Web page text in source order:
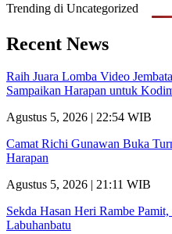
Trending di Uncategorized
Recent News
Raih Juara Lomba Video
Sampaikan Harapan untuk
Agustus 5, 2026 | 22:54 WIB
Camat Richi Gunawan Buka
Harapan
Agustus 5, 2026 | 21:11 WIB
Sekda Hasan Heri Rambe
Labuhanbatu